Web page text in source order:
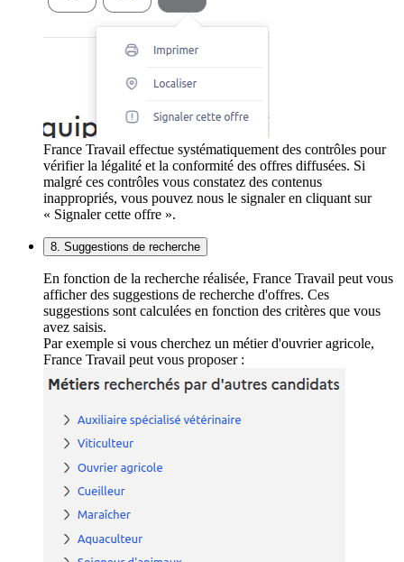
France Travail effectue systématiquement des contrôles pour
vérifier la légalité et la conformité des offres diffusées. Si
malgré ces contrôles vous constatez des contenus
inappropriés, vous pouvez nous le signaler en cliquant sur
« Signaler cette offre ».
8. Suggestions de recherche
En fonction de la recherche réalisée, France Travail peut vous
afficher des suggestions de recherche d'offres. Ces
suggestions sont calculées en fonction des critères que vous
avez saisis.
Par exemple si vous cherchez un métier d'ouvrier agricole,
France Travail peut vous proposer :